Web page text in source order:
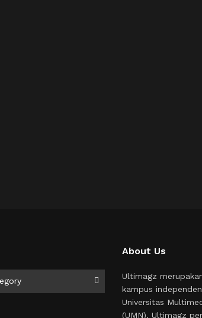
About Us
Ultimagz
kampus
Universitas
(UMN). Ultimagz